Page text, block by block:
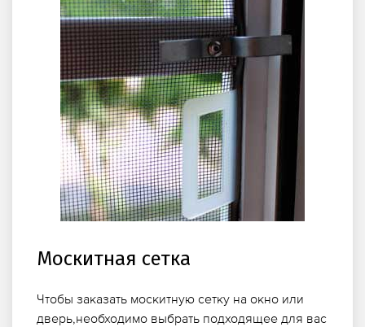
Москитная сетка
Чтобы заказать москитную сетку на окно или
дверь,необходимо выбрать подходящее для вас